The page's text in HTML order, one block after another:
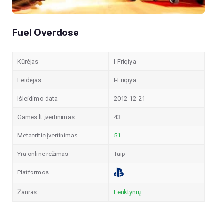
Fuel Overdose
Kūrėjas I-Friqiya
Leidėjas I-Friqiya
Išleidimo data 2012-12-21
Games.lt įvertinimas 43
Metacritic įvertinimas 51
Yra online režimas Taip
Platformos
Žanras Lenktynių